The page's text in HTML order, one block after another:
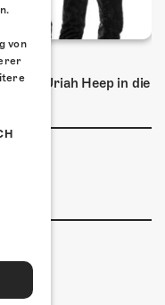
Uriah Heep in die
von